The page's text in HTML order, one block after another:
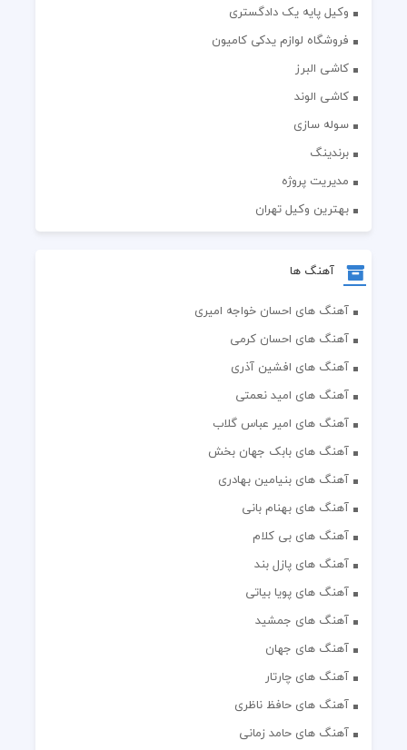
وکیل پایه یک دادگستری
فروشگاه لوازم یدکی کامیون
کاشی البرز
کاشی الوند
سوله سازی
برندینگ
مدیریت پروژه
بهترین وکیل تهران
آهنگ ها
آهنگ های احسان خواجه امیری
آهنگ های احسان کرمی
آهنگ های افشین آذری
آهنگ های امید نعمتی
آهنگ های امیر عباس گلاب
آهنگ های بابک جهان بخش
آهنگ های بنیامین بهادری
آهنگ های بهنام بانی
آهنگ های بی کلام
آهنگ های پازل بند
آهنگ های پویا بیاتی
آهنگ های جمشید
آهنگ های جهان
آهنگ های چارتار
آهنگ های حافظ ناظری
آهنگ های حامد زمانی